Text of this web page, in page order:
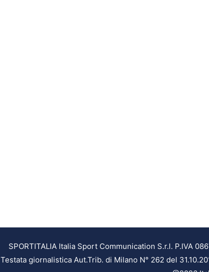
SPORTITALIA Italia Sport Communication S.r.l. P.IVA
Testata giornalistica Aut.Trib. di Milano N° 262 del